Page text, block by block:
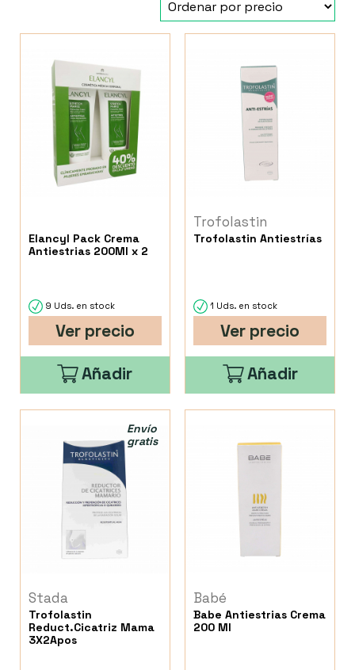
Elancyl Pack Crema
Antiestrias 200Ml x 2
9 Uds. en stock
Ver precio
Añadir
Trofolastin
Trofolastin Antiestrías
1 Uds. en stock
Ver precio
Añadir
Stada
Trofolastin
Reduct.Cicatriz Mama
3X2Apos
Envío
gratis
Babé
Babe Antiestrias Crema
200 Ml